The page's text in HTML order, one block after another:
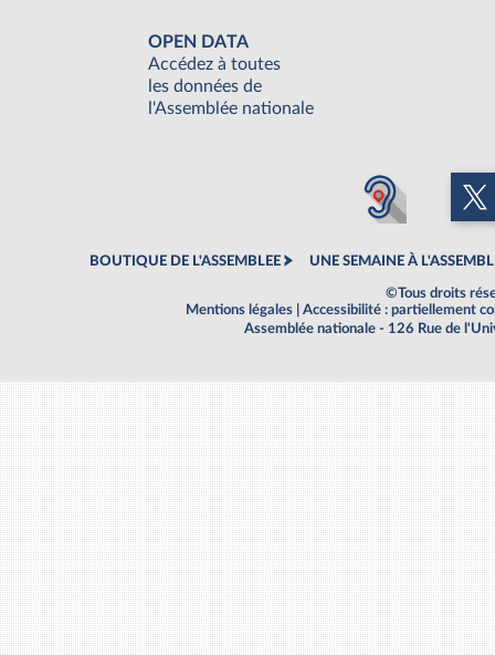
OPEN DATA
Accédez à toutes
les données de
l'Assemblée nationale
BOUTIQUE DE L'ASSEMBLEE UNE SEMAINE À
©Tous droits
Mentions légales
Accessibilité : partiellement
Assemblée nationale - 126 Rue de